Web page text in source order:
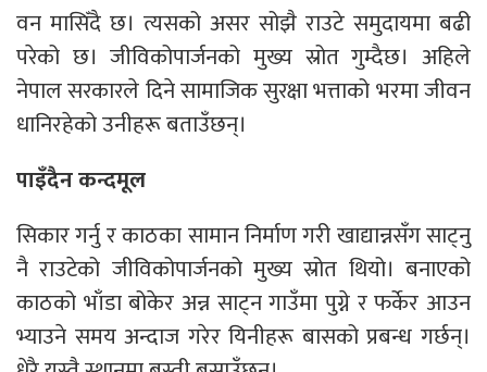
वन मासिँदै छ। त्यसको असर सोझै राउटे समुदायमा बढी
परेको छ। जीविकोपार्जनको मुख्य स्रोत गुम्दैछ। अहिले
नेपाल सरकारले दिने सामाजिक सुरक्षा भत्ताको भरमा जीवन
धानिरहेको उनीहरू बताउँछन्।
पाइँदैन कन्दमूल
सिकार गर्नु र काठका सामान निर्माण गरी खाद्यान्नसँग साट्नु
नै राउटेको जीविकोपार्जनको मुख्य स्रोत थियो। बनाएको
काठको भाँडा बोकेर अन्न साट्न गाउँमा पुग्ने र फर्केर आउन
भ्याउने समय अन्दाज गरेर यिनीहरू बासको प्रबन्ध गर्छन्।